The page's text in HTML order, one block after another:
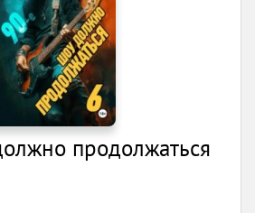
продолжаться